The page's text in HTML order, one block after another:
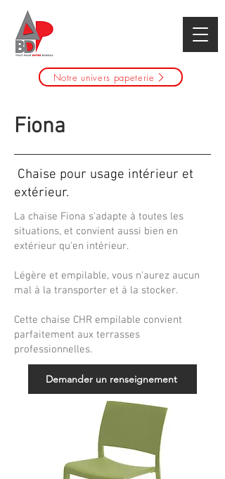
Notre univers papeterie
Fiona
Chaise pour usage intérieur et
extérieur.
La chaise Fiona s'adapte à toutes les
situations, et convient aussi bien en
extérieur qu'en intérieur.
Légère et empilable, vous n'aurez aucun
mal à la transporter et à la stocker.
Cette chaise CHR empilable convient
parfaitement aux terrasses
professionnelles.
Demander un renseignement